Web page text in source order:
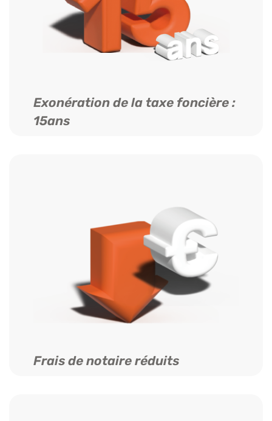
Exonération de la taxe foncière :
15ans
Frais de notaire réduits